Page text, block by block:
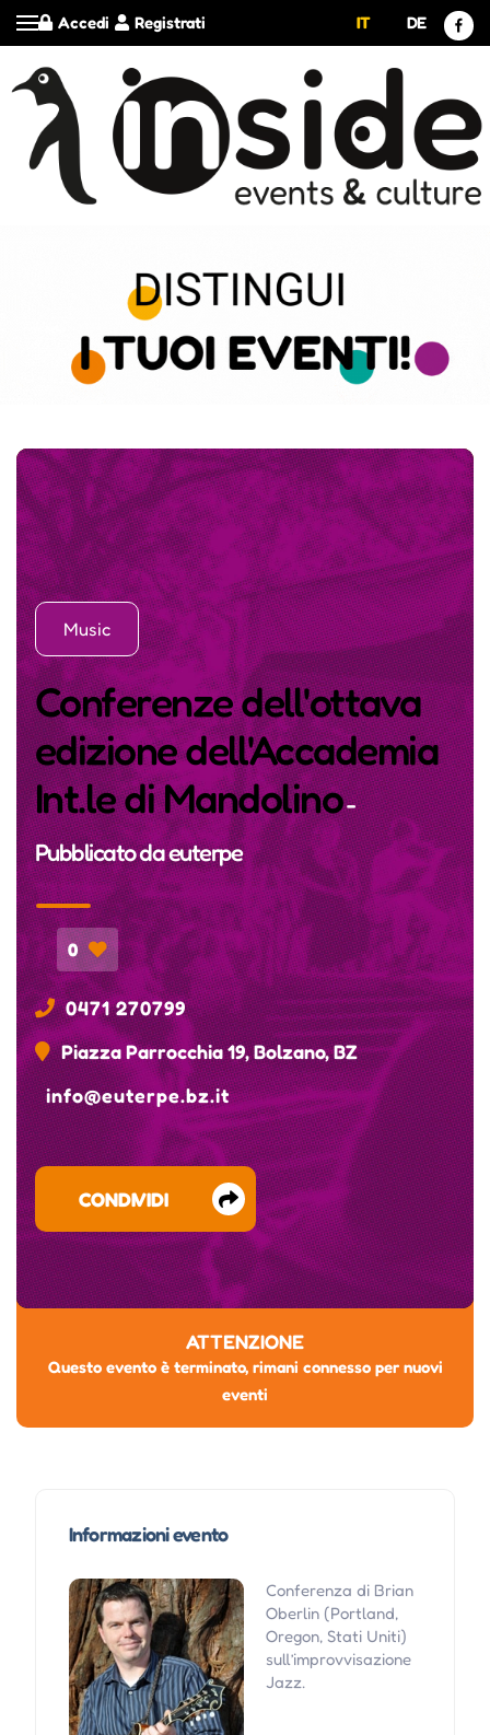
Registrati
Accedi IT DE
Music
Conferenze dell'ottava
edizione dell'Accademia
Int.le di Mandolino-
Pubblicato daeuterpe
0
0471 270799
Piazza Parrocchia 19, Bolzano, BZ
info@euterpe.bz.it
CONDIVIDI
ATTENZIONE
Questo evento è terminato, rimani connesso per nuovi
eventi
Informazioni evento
Conferenza di Brian
Oberlin (Portland,
Oregon, Stati Uniti)
sull’improvvisazione
Jazz.